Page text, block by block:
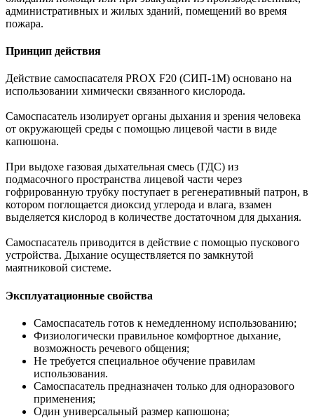
административных и жилых зданий, помещений во время
пожара.
Принцип действия
Действие самоспасателя PROX F20 (СИП-1М) основано на
использовании химически связанного кислорода.
Самоспасатель изолирует органы дыхания и зрения человека
от окружающей среды с помощью лицевой части в виде
капюшона.
При выдохе газовая дыхательная смесь (ГДС) из
подмасочного пространства лицевой части через
гофрированную трубку поступает в регенеративный патрон, в
котором поглощается диоксид углерода и влага, взамен
выделяется кислород в количестве достаточном для дыхания.
Самоспасатель приводится в действие с помощью пускового
устройства. Дыхание осуществляется по замкнутой
маятниковой системе.
Эксплуатационные свойства
Самоспасатель готов к немедленному использованию;
Физиологически правильное комфортное дыхание,
возможность речевого общения;
Не требуется специальное обучение правилам
использования.
Самоспасатель предназначен только для одноразового
применения;
Один универсальный размер капюшона;